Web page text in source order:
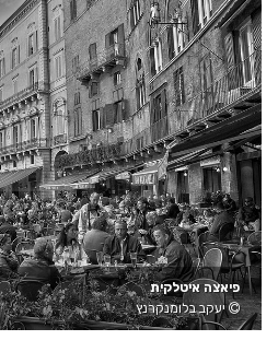
פיאצה איטלקית
יעקב בלומנקרנץ